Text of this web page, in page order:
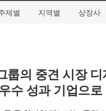
제별 지역별 상장사
룹의 중견 시장
수 성과 기업으로